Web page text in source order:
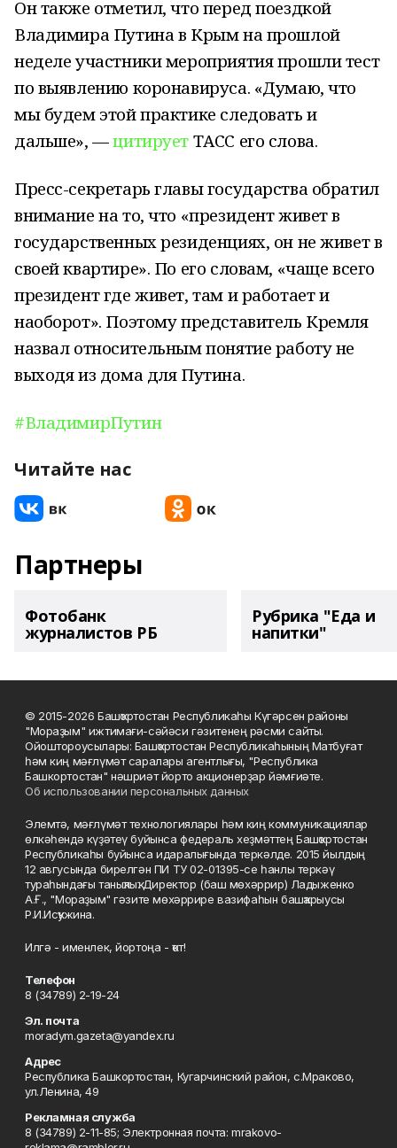
Он также отметил, что перед поездкой
Владимира Путина в Крым на прошлой
неделе участники мероприятия прошли тест
по выявлению коронавируса. «Думаю, что
мы будем этой практике следовать и
дальше», —цитирует ТАСС его слова.
Пресс-секретарь главы государства обратил
внимание на то, что «президент живет в
государственных резиденциях, он не живет в
своей квартире». По его словам, «чаще всего
президент где живет, там и работает и
наоборот». Поэтому представитель Кремля
назвал относительным понятие работу не
выходя из дома для Путина.
#ВладимирПутин
Читайте нас
Партнеры
Фотобанк
журналистов РБ
Рубрика "Еда и
напитки"
© 2015-2026 Башҡортостан Республикаһы Күгәрсен районы
"Мораҙым" ижтимағи-сәйәси гәзитенең рәсми сайты.
Ойоштороусылары: Башҡортостан Республикаһының Матбуғат
һәм киң мәғлүмәт саралары агентлығы, "Республика
Башкортостан" нәшриәт йорто акционерҙар йәмғиәте.
Об использовании персональных данных
Элемтә, мәғлүмәт технологиялары һәм киң коммуникациялар
өлкәһендә күҙәтеү буйынса федераль хеҙмәттең Башҡортостан
Республикаһы буйынса идаралығында теркәлде. 2015 йылдың
12 авгусында бирелгән ПИ ТУ 02-01395-се һанлы теркәү
тураһындағы таныҡлыҡ. Директор (баш мөхәррир) Ладыженко
А.Ғ., "Мораҙым" гәзите мөхәррире вазифаһын башҡарыусы
Р.И.Исҡужина.
Илгә - именлек, йортоңа - ҡот!
Телефон
8 (34789) 2-19-24
Эл. почта
moradym.gazeta@yandex.ru
Адрес
Республика Башкортостан, Кугарчинский район, с.Мраково,
ул.Ленина, 49
Рекламная служба
8 (34789) 2-11-85; Электронная почта: mrakovo-